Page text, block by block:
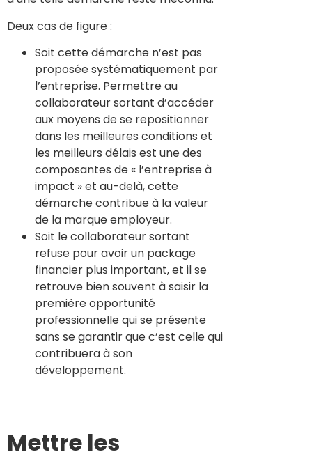
Deux cas de figure :
Soit cette démarche n’est pas
proposée systématiquement par
l’entreprise. Permettre au
collaborateur sortant d’accéder
aux moyens de se repositionner
dans les meilleures conditions et
les meilleurs délais est une des
composantes de « l’entreprise à
impact » et au-delà, cette
démarche contribue à la valeur
de la marque employeur.
Soit le collaborateur sortant
refuse pour avoir un package
financier plus important, et il se
retrouve bien souvent à saisir la
première opportunité
professionnelle qui se présente
sans se garantir que c’est celle qui
contribuera à son
développement.
Mettre les